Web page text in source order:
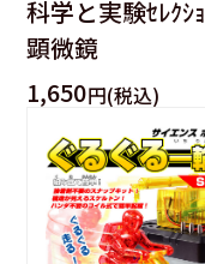
科学と実験ｾﾚｸ
顕微鏡
1,650円(税込)